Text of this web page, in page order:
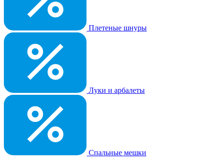
Плетеные шнуры
Луки и арбалеты
Спальные мешки